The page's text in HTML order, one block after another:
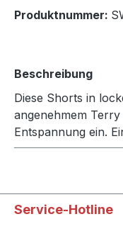
Produktnummer:
Beschreibung
Diese Shorts in
angenehmem
Entspannung ein.
Service-Hotline